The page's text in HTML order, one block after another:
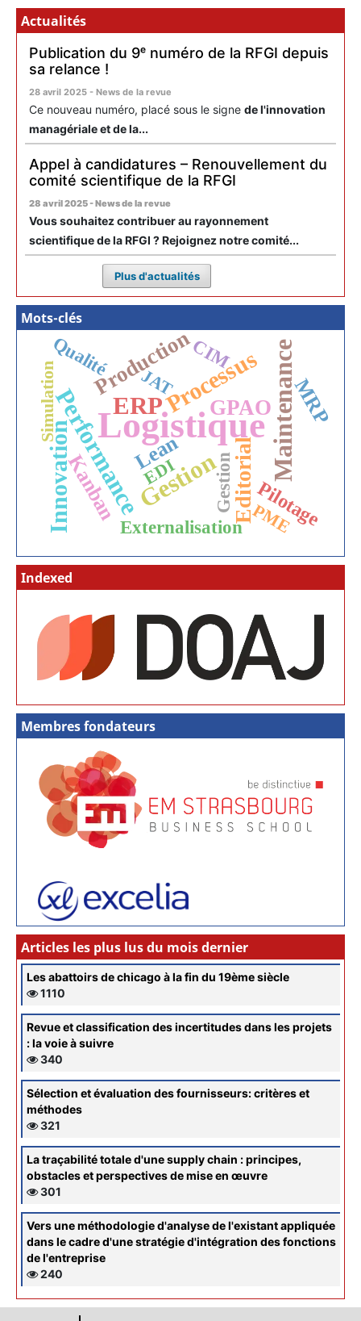
Actualités
Publication du 9ᵉ numéro de la RFGI depuis
sa relance !
28 avril 2025 - News de la revue
Ce nouveau numéro, placé sous le signe de l'innovation
managériale et de la...
Appel à candidatures – Renouvellement du
comité scientifique de la RFGI
28 avril 2025 - News de la revue
Vous souhaitez contribuer au rayonnement
scientifique de la RFGI ? Rejoignez notre comité...
Plus d'actualités
Mots-clés
LogistiqueMaintenance
Gestion
ERP
Performance
Processus
Innovation Editorial
GPAO
Production
Kanban
MRP
Lean
Pilotage
CIM
Gestion
Externalisation
Qualité
Simulation
PME
EDI
JAT
Indexed
Membres fondateurs
Articles les plus lus du mois dernier
Les abattoirs de chicago à la fin du 19ème siècle
1110
Revue et classification des incertitudes dans les projets
: la voie à suivre
340
Sélection et évaluation des fournisseurs: critères et
méthodes
321
La traçabilité totale d'une supply chain : principes,
obstacles et perspectives de mise en œuvre
301
Vers une méthodologie d'analyse de l'existant appliquée
dans le cadre d'une stratégie d'intégration des fonctions
de l'entreprise
240